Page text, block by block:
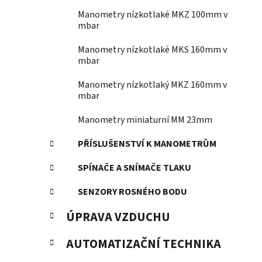
Manometry nízkotlaké MKZ 100mm v
mbar
Manometry nízkotlaké MKS 160mm v
mbar
Manometry nízkotlaký MKZ 160mm v
mbar
Manometry miniaturní MM 23mm
PŘÍSLUŠENSTVÍ K MANOMETRŮM
SPÍNAČE A SNÍMAČE TLAKU
SENZORY ROSNÉHO BODU
ÚPRAVA VZDUCHU
AUTOMATIZAČNÍ TECHNIKA